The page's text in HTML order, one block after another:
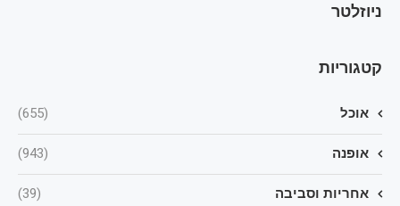
ניוזלטר
קטגוריות
אוכל (655)
אופנה (943)
אחריות וסביבה (39)